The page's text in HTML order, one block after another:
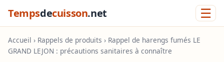
Tempsdecuisson.net ☰
Accueil › Rappels de produits › Rappel de harengs fumés LE
GRAND LEJON : précautions sanitaires à connaître